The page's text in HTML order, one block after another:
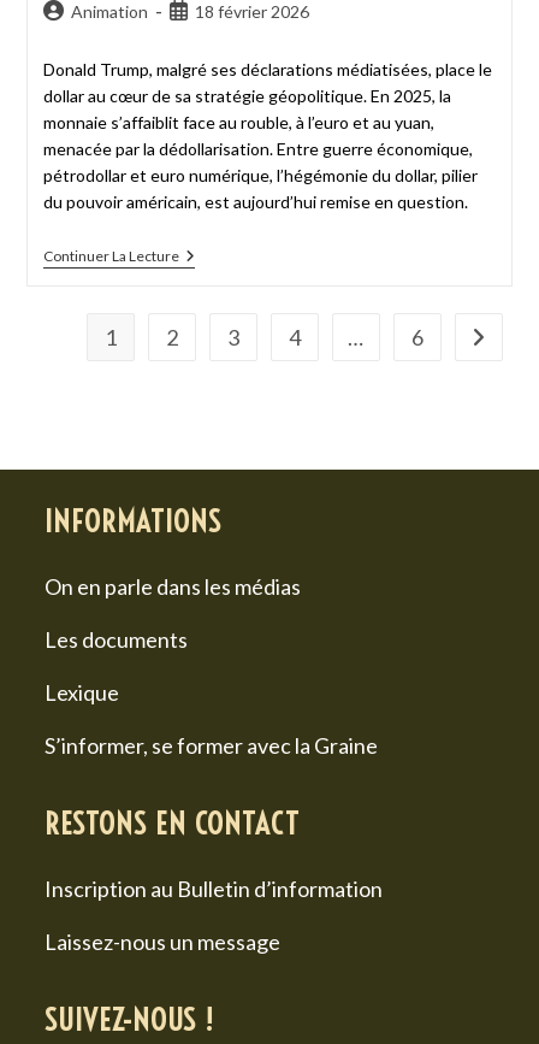
Animation 18 février 2026
Donald Trump, malgré ses déclarations médiatisées, place le
dollar au cœur de sa stratégie géopolitique. En 2025, la
monnaie s’affaiblit face au rouble, à l’euro et au yuan,
menacée par la dédollarisation. Entre guerre économique,
pétrodollar et euro numérique, l’hégémonie du dollar, pilier
du pouvoir américain, est aujourd’hui remise en question.
Continuer La Lecture
1 2 3 4 … 6
INFORMATIONS
On en parle dans les médias
Les documents
Lexique
S’informer, se former avec la Graine
RESTONS EN CONTACT
Inscription au Bulletin d’information
Laissez-nous un message
SUIVEZ-NOUS !